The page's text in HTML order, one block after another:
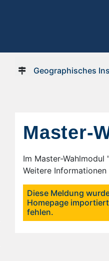
Geographisches
Master-
Im Master-
Weitere
Diese Meldung
Homepage
fehlen.